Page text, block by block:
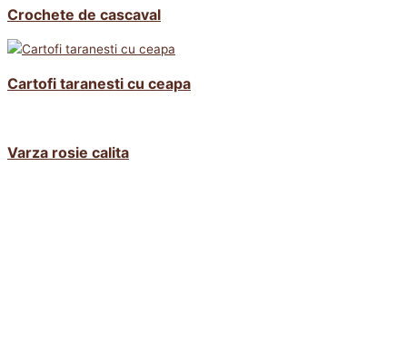
Crochete de cascaval
Cartofi taranesti cu ceapa
Varza rosie calita